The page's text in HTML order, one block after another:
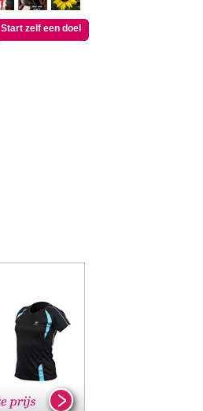
Start zelf een doel